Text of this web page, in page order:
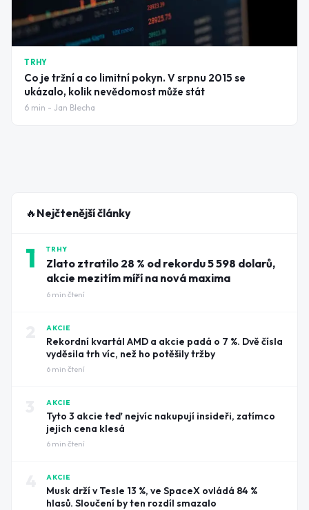
TRHY
Co je tržní a co limitní pokyn. V srpnu 2015 se
ukázalo, kolik nevědomost může stát
6 min - Jan Blecha
🔥 Nejčtenější články
1 TRHY
Zlato ztratilo 28 % od rekordu 5 598 dolarů,
akcie mezitím míří na nová maxima
6 min čtení
AKCIE
Rekordní kvartál AMD a akcie padá o 7 %. Dvě čísla
vyděsila trh víc, než ho potěšily tržby
6 min čtení
AKCIE
Tyto 3 akcie teď nejvíc nakupují insideři, zatímco
jejich cena klesá
6 min čtení
AKCIE
Musk drží v Tesle 13 %, ve SpaceX ovládá 84 %
hlasů. Sloučení by ten rozdíl smazalo